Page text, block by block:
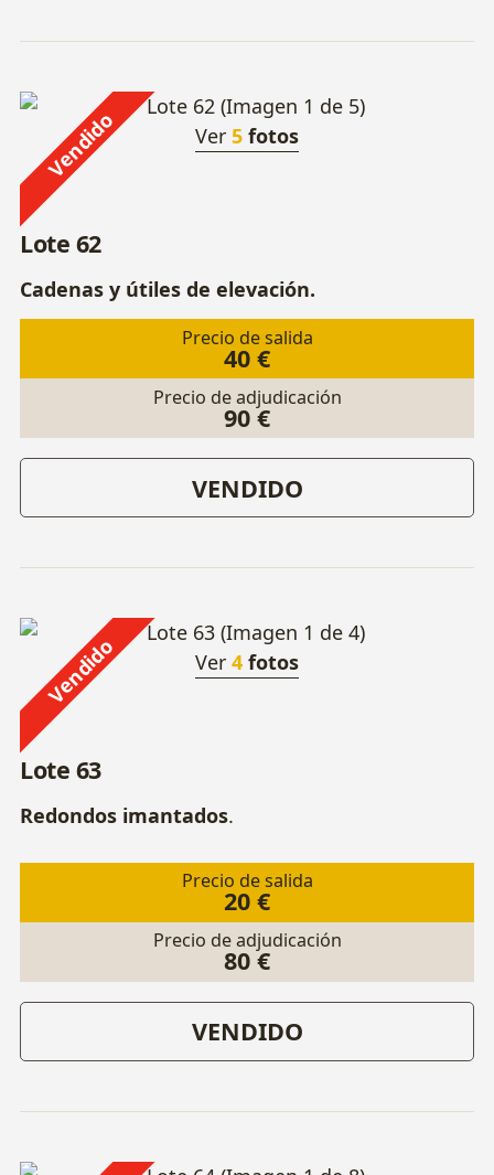
Vendido Ver 5 fotos
Lote 62
Cadenas y útiles de elevación.
Precio de salida
40 €
Precio de adjudicación
90 €
VENDIDO
Vendido Ver 4 fotos
Lote 63
Redondos imantados.
Precio de salida
20 €
Precio de adjudicación
80 €
VENDIDO